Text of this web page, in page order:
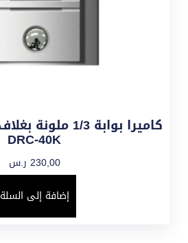
DRC-40K
230,00 ر.س
إضافة إلى السلة